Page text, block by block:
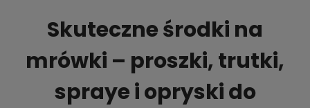
Skuteczne środki na
mrówki – proszki, trutki,
spraye i opryski do